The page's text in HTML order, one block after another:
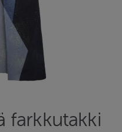
farkkutakki